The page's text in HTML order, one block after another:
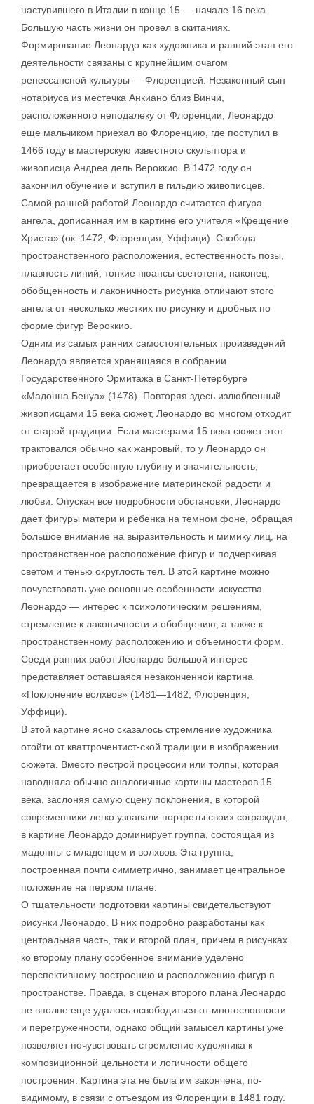
наступившего в Италии в конце 15 — начале 16 века.
Большую часть жизни он провел в скитаниях.
Формирование Леонардо как художника и ранний этап его
деятельности связаны с крупнейшим очагом
ренессансной культуры — Флоренцией. Незаконный сын
нотариуса из местечка Анкиано близ Винчи,
расположенного неподалеку от Флоренции, Леонардо
еще мальчиком приехал во Флоренцию, где поступил в
1466 году в мастерскую известного скульптора и
живописца Андреа дель Вероккио. В 1472 году он
закончил обучение и вступил в гильдию живописцев.
Самой ранней работой Леонардо считается фигура
ангела, дописанная им в картине его учителя «Крещение
Христа» (ок. 1472, Флоренция, Уффици). Свобода
пространственного расположения, естественность позы,
плавность линий, тонкие нюансы светотени, наконец,
обобщенность и лаконичность рисунка отличают этого
ангела от несколько жестких по рисунку и дробных по
форме фигур Вероккио.
Одним из самых ранних самостоятельных произведений
Леонардо является хранящаяся в собрании
Государственного Эрмитажа в Санкт-Петербурге
«Мадонна Бенуа» (1478). Повторяя здесь излюбленный
живописцами 15 века сюжет, Леонардо во многом отходит
от старой традиции. Если мастерами 15 века сюжет этот
трактовался обычно как жанровый, то у Леонардо он
приобретает особенную глубину и значительность,
превращается в изображение материнской радости и
любви. Опуская все подробности обстановки, Леонардо
дает фигуры матери и ребенка на темном фоне, обращая
большое внимание на выразительность и мимику лиц, на
пространственное расположение фигур и подчеркивая
светом и тенью округлость тел. В этой картине можно
почувствовать уже основные особенности искусства
Леонардо — интерес к психологическим решениям,
стремление к лаконичности и обобщению, а также к
пространственному расположению и объемности форм.
Среди ранних работ Леонардо большой интерес
представляет оставшаяся незаконченной картина
«Поклонение волхвов» (1481—1482, Флоренция,
Уффици).
В этой картине ясно сказалось стремление художника
отойти от кваттрочентист-ской традиции в изображении
сюжета. Вместо пестрой процессии или толпы, которая
наводняла обычно аналогичные картины мастеров 15
века, заслоняя самую сцену поклонения, в которой
современники легко узнавали портреты своих сограждан,
в картине Леонардо доминирует группа, состоящая из
мадонны с младенцем и волхвов. Эта группа,
построенная почти симметрично, занимает центральное
положение на первом плане.
О тщательности подготовки картины свидетельствуют
рисунки Леонардо. В них подробно разработаны как
центральная часть, так и второй план, причем в рисунках
ко второму плану особенное внимание уделено
перспективному построению и расположению фигур в
пространстве. Правда, в сценах второго плана Леонардо
не вполне еще удалось освободиться от многословности
и перегруженности, однако общий замысел картины уже
позволяет почувствовать стремление художника к
композиционной цельности и логичности общего
построения. Картина эта не была им закончена, по-
видимому, в связи с отъездом из Флоренции в 1481 году.